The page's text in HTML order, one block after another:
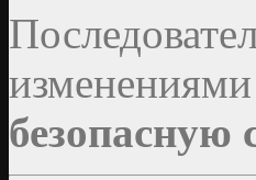
безопасную